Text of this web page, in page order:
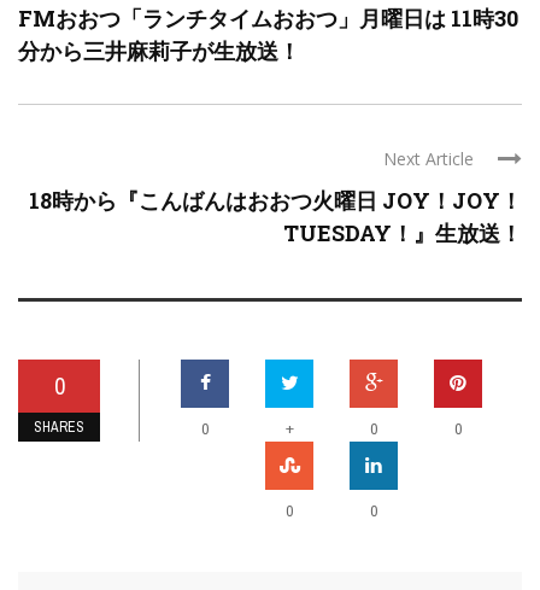
FMおおつ「ランチタイムおおつ」月曜日は 11時30
分から三井麻莉子が生放送！
Next Article
18時から『こんばんはおおつ火曜日 JOY！JOY！
TUESDAY！』生放送！
0
SHARES 0 + 0 0
0 0